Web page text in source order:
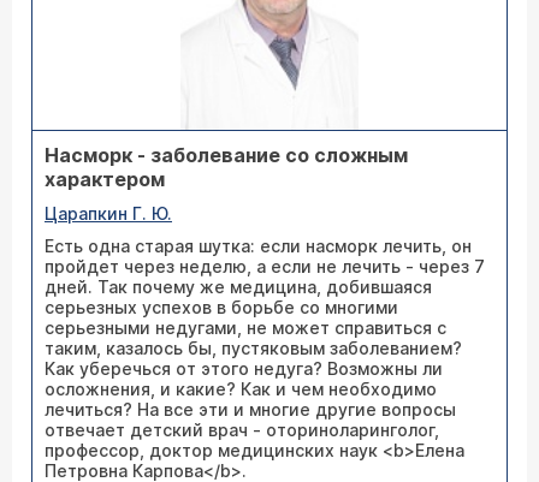
Насморк - заболевание со сложным
характером
Царапкин Г. Ю.
Есть одна старая шутка: если насморк лечить, он
пройдет через неделю, а если не лечить - через 7
дней. Так почему же медицина, добившаяся
серьезных успехов в борьбе со многими
серьезными недугами, не может справиться с
таким, казалось бы, пустяковым заболеванием?
Как уберечься от этого недуга? Возможны ли
осложнения, и какие? Как и чем необходимо
лечиться? На все эти и многие другие вопросы
отвечает детский врач - оториноларинголог,
профессор, доктор медицинских наук <b>Елена
Петровна Карпова</b>.